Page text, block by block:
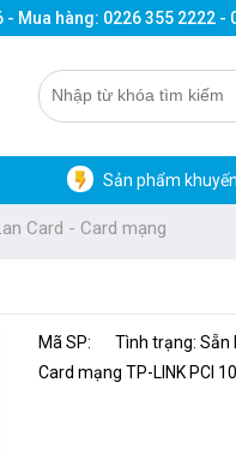
Mua hàng: 0226 355 2222 -
Sản phẩm
Card - Card mạng
Mã SP:
Tình trạng: Sẵn
Card mạng TP-LINK PCI